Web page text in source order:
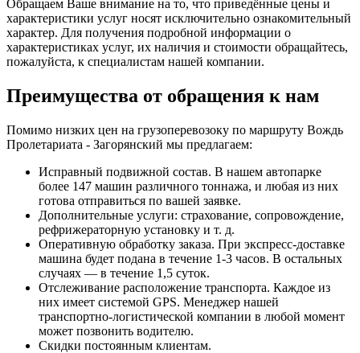
Обращаем Ваше внимание на то, что приведённые цены и
характеристики услуг носят исключительно ознакомительный
характер. Для получения подробной информации о
характеристиках услуг, их наличия и стоимости обращайтесь,
пожалуйста, к специалистам нашей компании.
Преимущества от обращения к нам
Помимо низких цен на грузоперевозоку по маршруту Вождь
Пролетариата - Загорянский мы предлагаем:
Исправный подвижной состав. В нашем автопарке
более 147 машин различного тоннажа, и любая из них
готова отправиться по вашей заявке.
Дополнительные услуги: страхование, сопровождение,
рефрижераторную установку и т. д.
Оперативную обработку заказа. При экспресс-доставке
машина будет подана в течение 1-3 часов. В остальных
случаях — в течение 1,5 суток.
Отслеживание расположение транспорта. Каждое из
них имеет системой GPS. Менеджер нашей
транспортно-логистической компании в любой момент
может позвонить водителю.
Скидки постоянным клиентам.